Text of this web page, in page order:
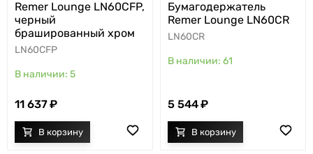
Remer Lounge LN60CFP,
черный
брашированный хром
LN60CFP
5
11 637
Бумагодержатель
Remer Lounge LN60CR
LN60CR
61
5 544